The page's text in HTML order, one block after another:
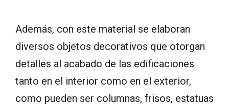
Además, con este material se elaboran
diversos objetos decorativos que otorgan
detalles al acabado de las edificaciones
tanto en el interior como en el exterior,
como pueden ser columnas, frisos, estatuas